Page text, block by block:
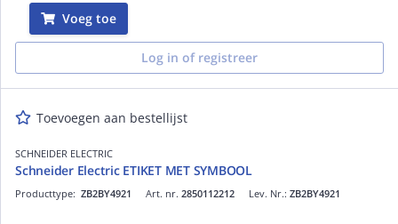
Voeg toe
Log in of registreer
Toevoegen aan bestellijst
SCHNEIDER ELECTRIC
Schneider Electric ETIKET MET SYMBOOL
Art. nr. 2850112212
Producttype: ZB2BY4921 Lev. Nr.: ZB2BY4921